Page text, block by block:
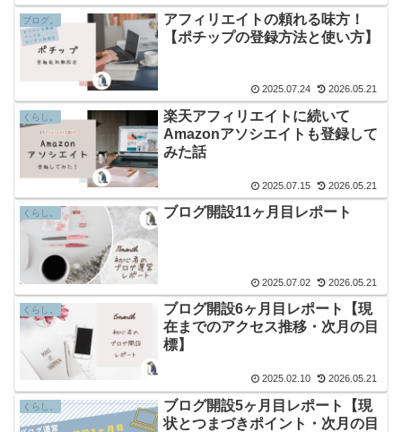
ブログ。
アフィリエイトの頼れる味方！
【ポチップの登録方法と使い方】
2025.07.24 2026.05.21
くらし。
楽天アフィリエイトに続いて
Amazonアソシエイトも登録して
みた話
2025.07.15 2026.05.21
くらし。 ブログ開設11ヶ月目レポート
2025.07.02 2026.05.21
くらし。
ブログ開設6ヶ月目レポート【現
在までのアクセス推移・次月の目
標】
2025.02.10 2026.05.21
くらし。
ブログ開設5ヶ月目レポート【現
状とつまづきポイント・次月の目